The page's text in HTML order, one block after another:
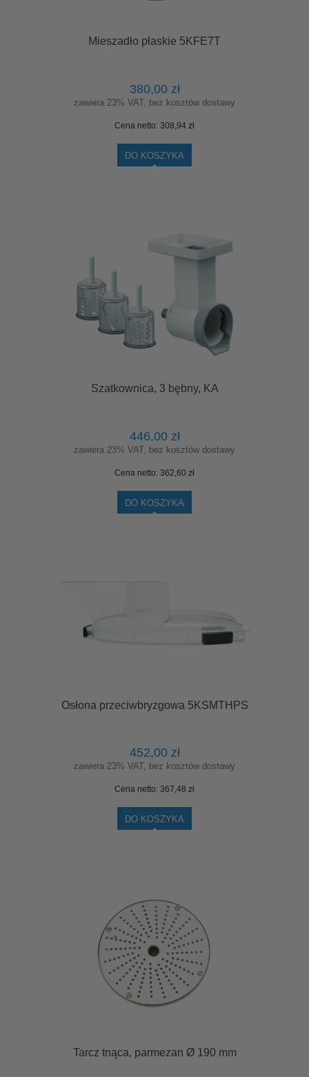
Mieszadło płaskie 5KFE7T
380,00 zł
zawiera 23% VAT, bez kosztów dostawy
Cena netto: 308,94 zł
DO KOSZYKA
Szatkownica, 3 bębny, KA
446,00 zł
zawiera 23% VAT, bez kosztów dostawy
Cena netto: 362,60 zł
DO KOSZYKA
Osłona przeciwbryzgowa 5KSMTHPS
452,00 zł
zawiera 23% VAT, bez kosztów dostawy
Cena netto: 367,48 zł
DO KOSZYKA
Tarcz tnąca, parmezan Ø 190 mm